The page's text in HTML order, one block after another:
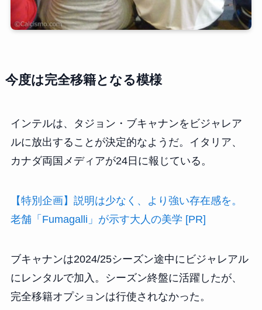
今度は完全移籍となる模様
インテルは、タジョン・ブキャナンをビジャレア
ルに放出することが決定的なようだ。イタリア、
カナダ両国メディアが24日に報じている。
【特別企画】説明は少なく、より強い存在感を。
老舗「Fumagalli」が示す大人の美学 [PR]
ブキャナンは2024/25シーズン途中にビジャレアル
にレンタルで加入。シーズン終盤に活躍したが、
完全移籍オプションは行使されなかった。